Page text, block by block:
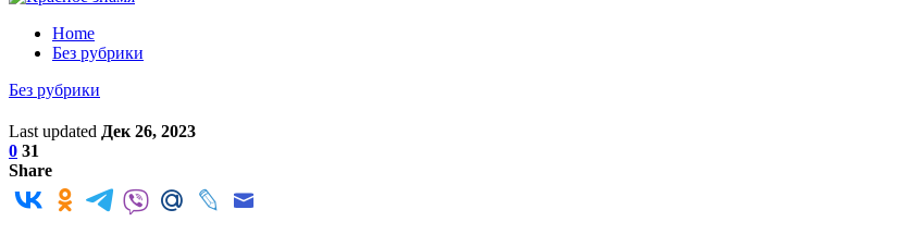
Home
Без рубрики
Без рубрики
Last updated Дек 26, 2023
0 31
Share